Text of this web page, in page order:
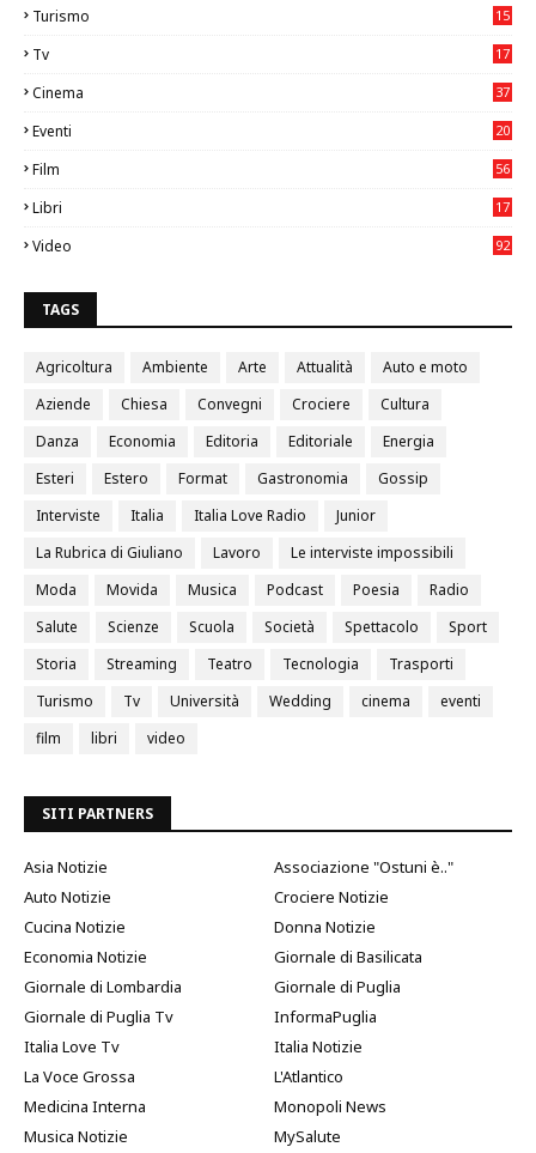
Turismo
15
Tv
17
Cinema
37
Eventi
20
Film
56
Libri
17
Video
92
TAGS
Agricoltura Ambiente Arte Attualità
Auto e moto
Aziende
Chiesa Convegni Crociere
Cultura
Danza
Economia Editoria Editoriale
Energia
Esteri
Estero Format Gastronomia
Gossip
Interviste
Italia Italia Love Radio
Junior
La Rubrica di Giuliano
Lavoro
Le interviste impossibili
Moda
Movida Musica Podcast Poesia
Radio
Salute
Scienze Scuola Società Spettacolo
Sport
Storia
Streaming Teatro Tecnologia
Trasporti
Turismo
Tv Università Wedding cinema
eventi
film
libri video
SITI PARTNERS
Asia Notizie
Associazione "Ostuni è.."
Auto Notizie
Crociere Notizie
Cucina Notizie
Donna Notizie
Economia Notizie
Giornale di Basilicata
Giornale di Lombardia
Giornale di Puglia
Giornale di Puglia Tv
InformaPuglia
Italia Love Tv
Italia Notizie
La Voce Grossa
L'Atlantico
Medicina Interna
Monopoli News
Musica Notizie
MySalute